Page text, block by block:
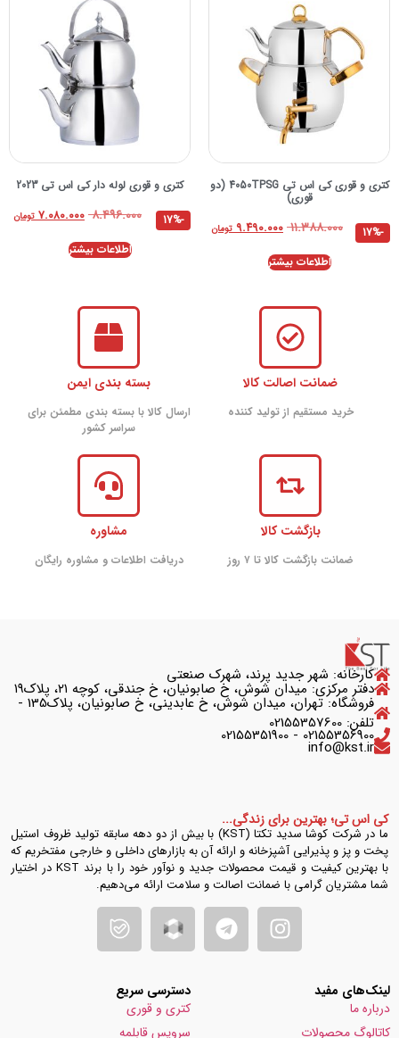
کتری و قوری کی اس تی 4050TPSG (دو
قوری)
۱۱.۳۸۸.۰۰۰ ۹.۴۹۰.۰۰۰ تومان
-17%
اطلاعات بیشتر
کتری و قوری لوله دار کی اس تی 2023
۸.۴۹۶.۰۰۰ ۷.۰۸۰.۰۰۰ تومان
-17%
اطلاعات بیشتر
ضمانت اصالت کالا
خرید مستقیم از تولید کننده
بسته بندی ایمن
ارسال کالا با بسته بندی مطمئن برای
سراسر کشور
بازگشت کالا
ضمانت بازگشت کالا تا ۷ روز
مشاوره
دریافت اطلاعات و مشاوره رایگان
کارخانه: شهر جدید پرند، شهرک صنعتی
دفتر مرکزی: میدان شوش، خ صابونیان، خ جندقی، کوچه ۲۱، پلاک۱۹
فروشگاه: تهران، میدان شوش، خ عابدینی، خ صابونیان، پلاک135 -
تلفن: 02155357600
02155356900 - 02155351900
info@kst.ir
کی اس تی؛ بهترین برای زندگی...
ما در شرکت کوشا سدید تکتا (KST) با بیش از دو دهه سابقه تولید ظروف استیل
پخت و پز و پذیرایی آشپزخانه و ارائه آن به بازارهای داخلی و خارجی مفتخریم که
با بهترین کیفیت و قیمت محصولات جدید و نوآور خود را با برند KST در اختیار
شما مشتریان گرامی با ضمانت اصالت و سلامت ارائه می‌دهیم.
لینک‌های مفید
درباره ما
کاتالوگ محصولات
دسترسی سریع
کتری و قوری
سرویس قابلمه